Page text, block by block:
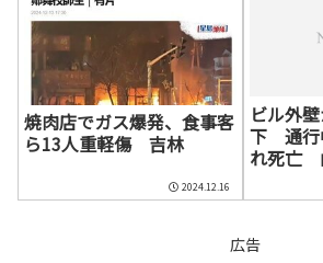
焼肉店でガス爆発、食事客
ら13人重軽傷 吉林
2024.12.16
ビル外
下 通行
れ死亡
広告